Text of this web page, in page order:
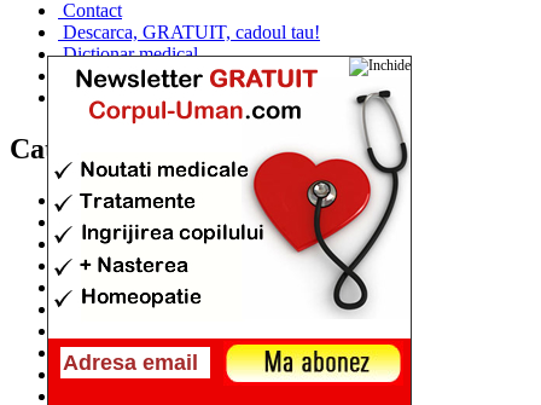
Contact
Descarca, GRATUIT, cadoul tau!
Dictionar medical
Dr. Cristina IANUC
Linkuri utile
Categorii
Diete si cure de slabire
(706)
Afectiuni si Boli
(401)
Corpul de la A la Z(315)
Medicina Naturista
Anatomie
(295)
Alimentatia(259)
Sanatatea si Preventia(170)
Interventii si Tratamente(167)